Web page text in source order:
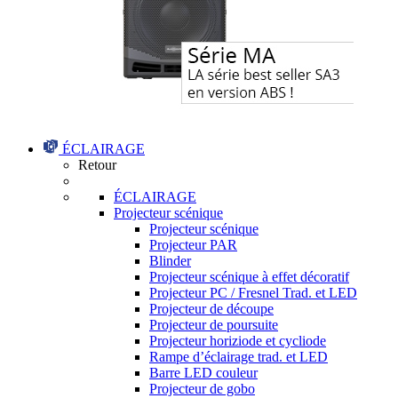
ÉCLAIRAGE
Retour
ÉCLAIRAGE
Projecteur scénique
Projecteur scénique
Projecteur PAR
Blinder
Projecteur scénique à effet décoratif
Projecteur PC / Fresnel Trad. et LED
Projecteur de découpe
Projecteur de poursuite
Projecteur horiziode et cycliode
Rampe d’éclairage trad. et LED
Barre LED couleur
Projecteur de gobo